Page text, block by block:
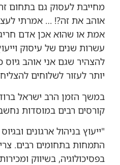
מחייבת לעסוק גם בתחום
אוהב את זה?! … אמרתי
אמת או שהוא אכן אדם
עשרות שנים של עיסוק
להצהיר שגם אני אוהב גיוס
יותר לעזור לשלוחים
במשך הזמן הרב ישראל
קורסים רבים במוסדות
"ייעוץ בניהול ארגונים
התמחות בתחומים רבים.
בפסיכולוגיה, בשיווק